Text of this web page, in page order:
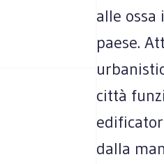
alle
paese.
città
dalla